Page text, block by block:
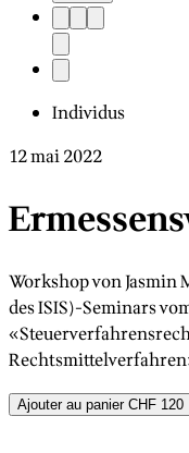
Individus
12 mai 2022
Workshop von Jasmin
des ISIS)-Seminars
Ajouter au panier CHF 120